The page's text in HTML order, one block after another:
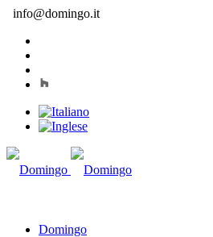
info@domingo.it
Domingo